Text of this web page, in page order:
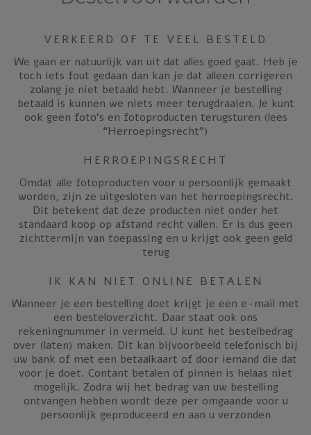
VERKEERD OF TE VEEL BESTELD
We gaan er natuurlijk van uit dat alles goed gaat. Heb je
toch iets fout gedaan dan kan je dat alleen corrigeren
zolang je niet betaald hebt. Wanneer je bestelling
betaald is kunnen we niets meer terugdraaien. Je kunt
ook geen foto’s en fotoproducten terugsturen (lees
“Herroepingsrecht”)
HERROEPINGSRECHT
Omdat alle fotoproducten voor u persoonlijk gemaakt
worden, zijn ze uitgesloten van het herroepingsrecht.
Dit betekent dat deze producten niet onder het
standaard koop op afstand recht vallen. Er is dus geen
zichttermijn van toepassing en u krijgt ook geen geld
terug
IK KAN NIET ONLINE BETALEN
Wanneer je een bestelling doet krijgt je een e-mail met
een besteloverzicht. Daar staat ook ons
rekeningnummer in vermeld. U kunt het bestelbedrag
over (laten) maken. Dit kan bijvoorbeeld telefonisch bij
uw bank of met een betaalkaart of door iemand die dat
voor je doet. Contant betalen of pinnen is helaas niet
mogelijk. Zodra wij het bedrag van uw bestelling
ontvangen hebben wordt deze per omgaande voor u
persoonlijk geproduceerd en aan u verzonden